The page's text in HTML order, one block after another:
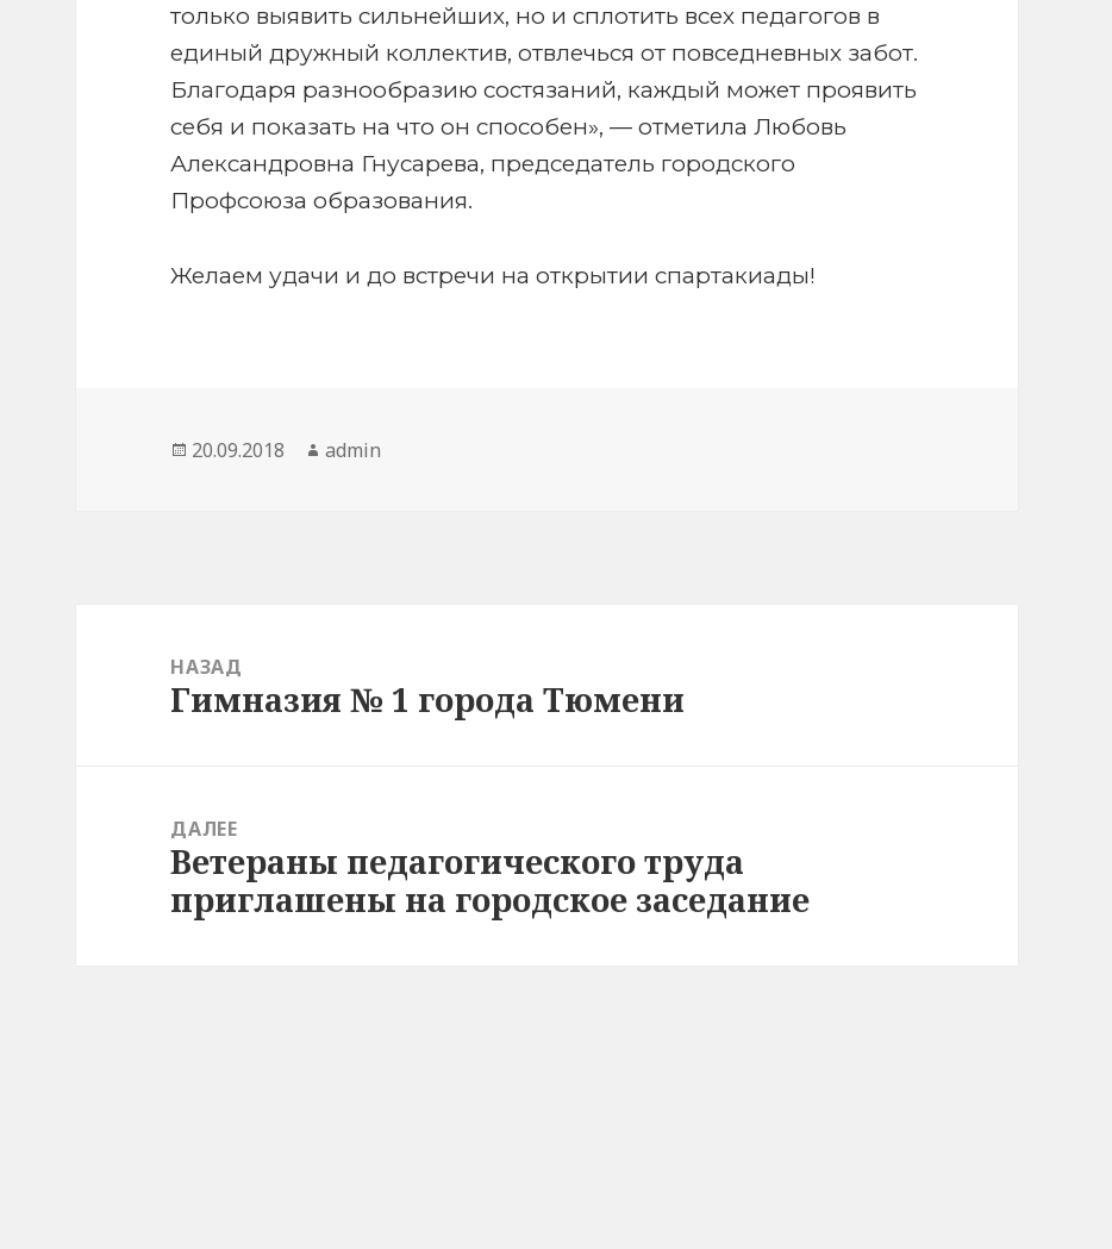
только выявить сильнейших, но и сплотить всех педагогов в
единый дружный коллектив, отвлечься от повседневных забот.
Благодаря разнообразию состязаний, каждый может проявить
себя и показать на что он способен», — отметила Любовь
Александровна Гнусарева, председатель городского
Профсоюза образования.
Желаем удачи и до встречи на открытии спартакиады!
Опубликовано
20.09.2018 Автор
admin
записям
НАЗАД
Предыдущая
Гимназия № 1 города Тюмени
ДАЛЕЕ
Следующая
запись:
Ветераны педагогического труда
приглашены на городское заседание